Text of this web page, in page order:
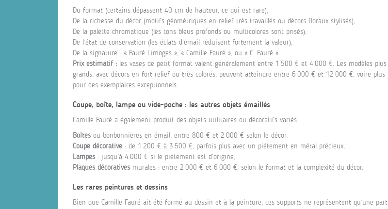
Du format (certains dépassent 40 cm de hauteur, ce qui est rare),
De la richesse du décor (motifs géométriques en relief très travaillés ou décors floraux stylisés),
De la palette chromatique (les tons bleus profonds ou multicolores sont prisés),
De l’état de conservation (les éclats d’émail réduisent fortement la valeur),
De la signature : « Fauré Limoges », « Camille Fauré », ou « C. Fauré ».
Prix estimatif : les vases de petit format valent généralement entre 1 500 € et 4 000 €. Les modèles plus
grands, avec décors en fort relief ou très colorés, peuvent atteindre entre 6 000 € et 12 000 €, voire plus
pour des exemplaires exceptionnels.
Coupe, boîte, lampe ou vide-poche : les autres objets émaillés
Camille Fauré a également produit des objets utilitaires ou décoratifs variés :
Boîtes ou bonbonnières en émail, entre 800 € et 2 000 € selon le décor,
Coupe décorative : de 1 200 € à 3 500 €, parfois plus avec un piétement en métal précieux,
Lampes : jusqu’à 4 000 € si le piétement est d’origine,
Plaques décoratives murales : entre 2 000 € et 6 000 €, selon le format et la complexité du décor.
Les rares peintures et dessins
Bien que Camille Fauré ait été formé au dessin et à la peinture, ces supports ne représentent qu’une part